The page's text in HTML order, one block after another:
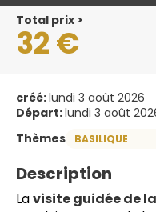
Total prix >
32 €
créé:lundi 3 août 2026
Départ:lundi 3 août
Thèmes
BASILIQUE
Description
La visite guidée de